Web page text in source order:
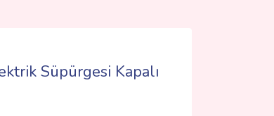
Süpürgesi Kapalı